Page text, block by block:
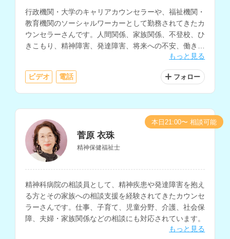
行政機関・大学のキャリアカウンセラーや、福祉機関・
教育機関のソーシャルワーカーとして勤務されてきたカ
ウンセラーさんです。人間関係、家族関係、不登校、ひ
きこもり、精神障害、発達障害、将来への不安、働き方
もっと見る
ビデオ 電話 フォロー
菅原 衣珠
精神保健福祉士
精神科病院の相談員として、精神疾患や発達障害を抱え
る方とその家族への相談支援を経験されてきたカウンセ
ラーさんです。仕事、子育て、児童分野、介護、社会保
障、夫婦・家族関係などの相談にも対応されています。
もっと見る
本日21:00〜 相談可能